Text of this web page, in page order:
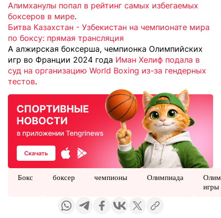
Алимханулы попал в рейтинг самых избегаемых
боксеров в мире.
Битва Казахстан - Узбекистан на чемпионате мира
по боксу: прямая трансляция
А алжирская боксерша, чемпионка Олимпийских
игр во Франции 2024 года Иман Хелиф подала в
суд на организацию World Boxing из-за гендерных
тестов.
Бокс боксер чемпионы Олимпиада
игры